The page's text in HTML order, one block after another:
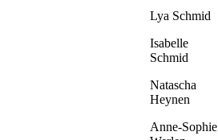
Lya Schmid
Isabelle
Schmid
Natascha
Heynen
Anne-Sophie